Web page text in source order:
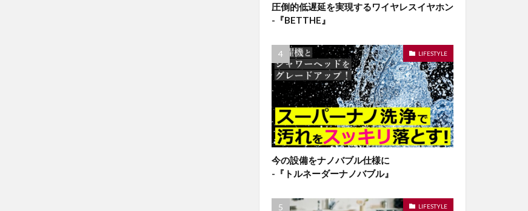
圧倒的低遅延を実現するワイヤレスイヤホン
-『BETTHE』
LIFESTYLE
今の設備をナノバブル仕様に
-『トルネーダーナノバブル』
LIFESTYLE